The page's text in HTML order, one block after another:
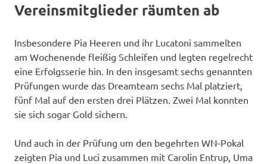
Vereinsmitglieder räumten ab
Insbesondere Pia Heeren und ihr Lucatoni sammelten
am Wochenende fleißig Schleifen und legten regelrecht
eine Erfolgsserie hin. In den insgesamt sechs genannten
Prüfungen wurde das Dreamteam sechs Mal platziert,
fünf Mal auf den ersten drei Plätzen. Zwei Mal konnten
sie sich sogar Gold sichern.
Und auch in der Prüfung um den begehrten WN-Pokal
zeigten Pia und Luci zusammen mit Carolin Entrup, Uma